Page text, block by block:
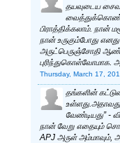
தயவுடைய
பிராத்திக்கலாம். நான்
நான் உருகும்போது
அருட்பெருஞ்சோதி
புரிந்துகொள்வோமாக.
Thursday, March 17,
தங்களின்
வேண்டியது” -
நான் வேறு எதையும்
APJ அருள் அம்மாவும்,